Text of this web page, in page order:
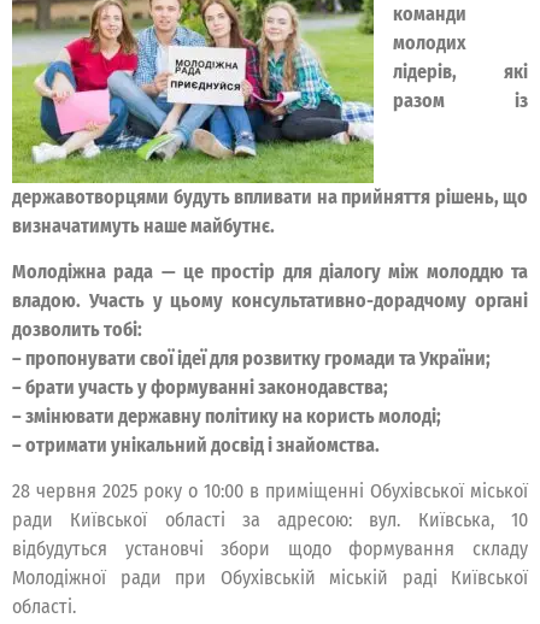
команди
молодих
лідерів, які
разом із
державотворцями будуть впливати на прийняття рішень, що
визначатимуть наше майбутнє.
Молодіжна рада — це простір для діалогу між молоддю та
владою. Участь у цьому консультативно-дорадчому органі
дозволить тобі:
– пропонувати свої ідеї для розвитку громади та України;
– брати участь у формуванні законодавства;
– змінювати державну політику на користь молоді;
– отримати унікальний досвід і знайомства.
28 червня 2025 року о 10:00 в приміщенні Обухівської міської
ради Київської області за адресою: вул. Київська, 10
відбудуться установчі збори щодо формування складу
Молодіжної ради при Обухівській міській раді Київської
області.